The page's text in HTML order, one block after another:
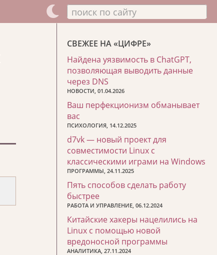
поиск по сайту
СВЕЖЕЕ НА «ЦИФРЕ»
Найдена уязвимость в ChatGPT,
позволяющая выводить данные
через DNS
НОВОСТИ, 01.04.2026
Ваш перфекционизм обманывает
вас
ПСИХОЛОГИЯ, 14.12.2025
d7vk — новый проект для
совместимости Linux с
классическими играми на Windows
ПРОГРАММЫ, 24.11.2025
Пять способов сделать работу
быстрее
РАБОТА И УПРАВЛЕНИЕ, 06.12.2024
Китайские хакеры нацелились на
Linux с помощью новой
вредоносной программы
АНАЛИТИКА, 27.11.2024